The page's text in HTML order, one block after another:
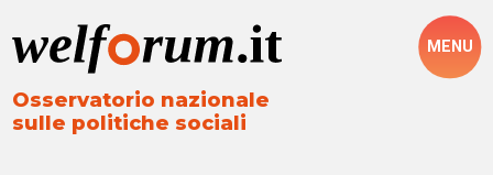
Osservatorio nazionale
sulle politiche sociali
MENU